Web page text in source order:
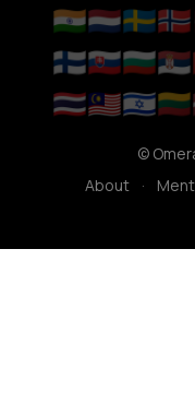
🇮🇳🇳🇱🇸🇪🇳🇴
🇫🇮🇸🇰🇧🇬🇷🇸
🇹🇭🇲🇾🇮🇱🇱🇹
©
About
·